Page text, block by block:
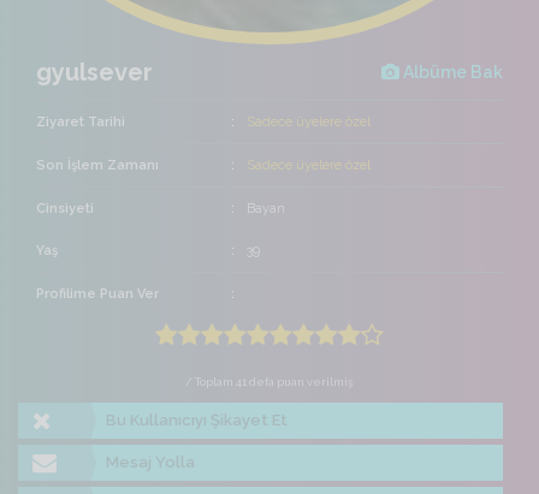
gyulsever Albüme Bak
Ziyaret Tarihi Sadece üyelere özel
Son İşlem Zamanı Sadece üyelere özel
Cinsiyeti Bayan
Yaş 39
Profilime Puan Ver
/ Toplam 41 defa puan verilmiş
Bu Kullanıcıyı Şikayet Et
Mesaj Yolla